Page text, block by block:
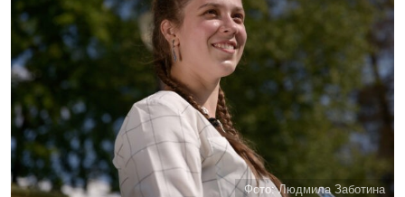
Фото: Людмила Заботина